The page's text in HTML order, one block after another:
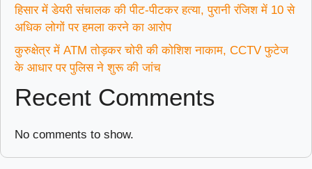
हिसार में डेयरी संचालक की पीट-पीटकर हत्या, पुरानी रंजिश में 10 से
अधिक लोगों पर हमला करने का आरोप
कुरुक्षेत्र में ATM तोड़कर चोरी की कोशिश नाकाम, CCTV फुटेज
के आधार पर पुलिस ने शुरू की जांच
Recent Comments
No comments to show.